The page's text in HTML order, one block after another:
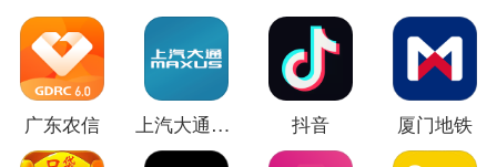
广东农信 上汽大通MAXUS 抖音 厦门地铁